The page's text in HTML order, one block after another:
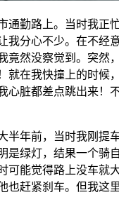
通勤路上。当时我正
我分心不少。在不经
竟然没察觉到。突然
就在我快撞上的时候
心脏都差点跳出来！
半年前，当时我刚提
是绿灯，结果一个骑
可能觉得路上没车就
也赶紧刹车。但我这